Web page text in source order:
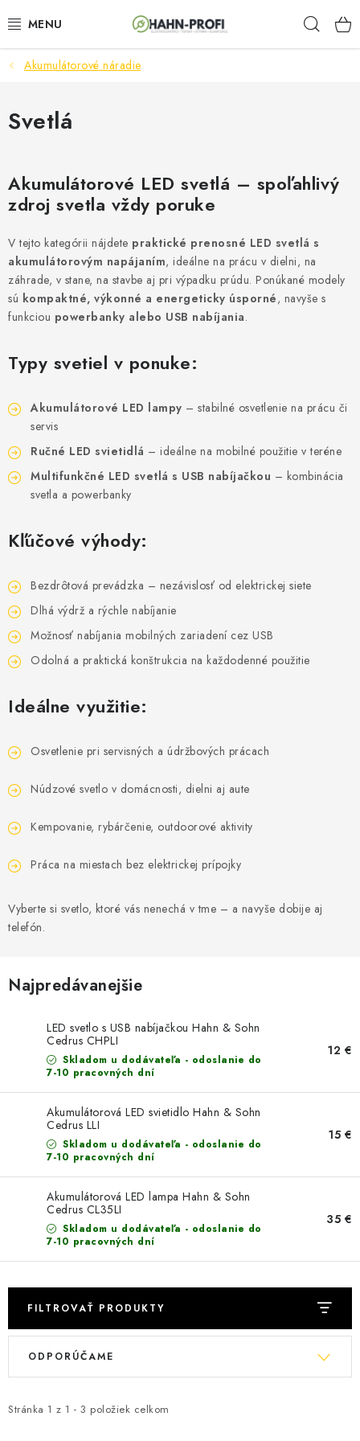
na
ELEKTROCENTRÁLY
ZAHRADNÍ TECHNIKA
AKUMULÁTOROVÉ NÁRADIE
ODVLHČOVAČE A VENTILÁTORY
OHRIEVAČE
KLIMATIZÁCIA
VYHRIEVANIE
OUTLET
ELEKTRICKÉ KRBY
VRÁTENIE TOVARU A REKLAMÁCIE
BLOG
KONTAKTY
Obchodné podmienky
Zásady ochrany osobných údajov
Akumulátorové náradie
Svetlá
Akumulátorové LED svetlá – spoľahlivý
zdroj svetla vždy poruke
V tejto kategórii nájdete praktické prenosné LED svetlá s
akumulátorovým napájaním, ideálne na prácu v dielni, na
záhrade, v stane, na stavbe aj pri výpadku prúdu. Ponúkané modely
sú kompaktné, výkonné a energeticky úsporné, navyše s
funkciou powerbanky alebo USB nabíjania.
Typy svetiel v ponuke:
Akumulátorové LED lampy – stabilné osvetlenie na prácu či
servis
Ručné LED svietidlá – ideálne na mobilné použitie v teréne
Multifunkčné LED svetlá s USB nabíjačkou – kombinácia
svetla a powerbanky
Kľúčové výhody:
Bezdrôtová prevádzka – nezávislosť od elektrickej siete
Dlhá výdrž a rýchle nabíjanie
Možnosť nabíjania mobilných zariadení cez USB
Odolná a praktická konštrukcia na každodenné použitie
Ideálne využitie:
Osvetlenie pri servisných a údržbových prácach
Núdzové svetlo v domácnosti, dielni aj aute
Kempovanie, rybárčenie, outdoorové aktivity
Práca na miestach bez elektrickej prípojky
Vyberte si svetlo, ktoré vás nenechá v tme – a navyše dobije aj
telefón.
Najpredávanejšie
LED svetlo s USB nabíjačkou Hahn & Sohn
Cedrus CHPLI
Skladom u dodávateľa - odoslanie do
7-10 pracovných dní
12 €
Akumulátorová LED svietidlo Hahn & Sohn
Cedrus LLI
Skladom u dodávateľa - odoslanie do
7-10 pracovných dní
15 €
Akumulátorová LED lampa Hahn & Sohn
Cedrus CL35LI
Skladom u dodávateľa - odoslanie do
7-10 pracovných dní
35 €
FILTROVAŤ PRODUKTY
V
i
Stránka 1 z 1 - 3 položiek celkom
R
e
ODPORÚČAME